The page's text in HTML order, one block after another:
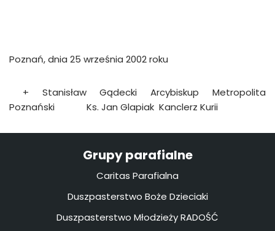
Poznań, dnia 25 września 2002 roku
+ Stanisław Gądecki
Arcybiskup Metropolita
Poznański Ks. Jan Glapiak Kanclerz Kurii
Grupy parafialne
Caritas Parafialna
Duszpasterstwo Boże Dzieciaki
Duszpasterstwo Młodzieży RADOŚĆ